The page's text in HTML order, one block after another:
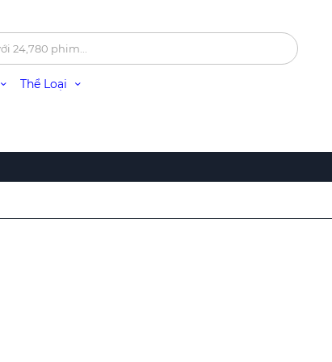
Thể Loại